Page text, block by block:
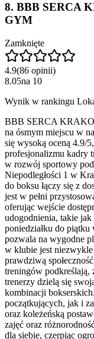
8. BBB SERCA
GYM
Zamknięte
4.9(86 opinii)
8.05na 10
Wynik w rankingu
BBB SERCA
na ósmym miejscu w
się wysoką oceną 4.9/
profesjonalizmu kadry
w rozwój sportowy
Niepodległości 1 w
do boksu łączy się z
jest w pełni
oferując wejście
udogodnienia, takie jak
poniedziałku do
pozwala na wygodne
w klubie jest
prawdziwą
treningów podkreślają,
trenerzy dzielą się
kombinacji
początkujących, jak i
oraz koleżeńską
zajęć oraz
dla siebie, czerpiąc